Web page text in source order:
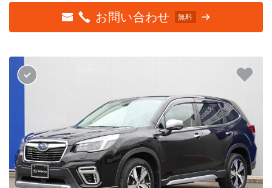
お問い合わせ 無料